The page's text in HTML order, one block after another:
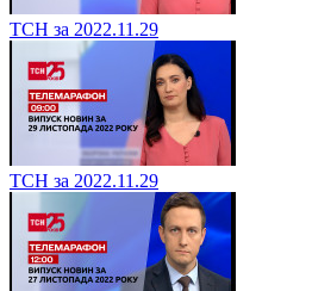
ТСН за 2022.11.29
ТСН за 2022.11.29